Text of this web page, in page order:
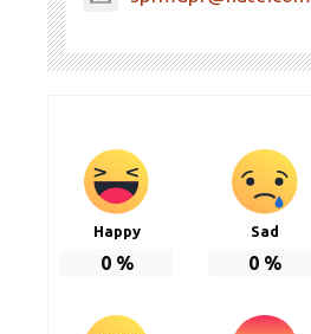
Happy
0%
Sad
0 %